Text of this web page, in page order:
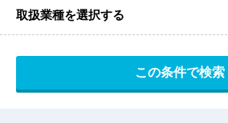
取扱業種を選択する